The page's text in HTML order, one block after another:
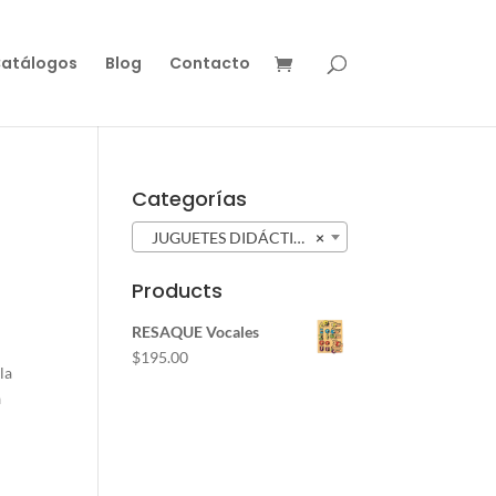
Blog Contacto
Categorías
×
JUGUETES DIDÁCTICOS (95)
Products
RESAQUE Vocales
$195.00